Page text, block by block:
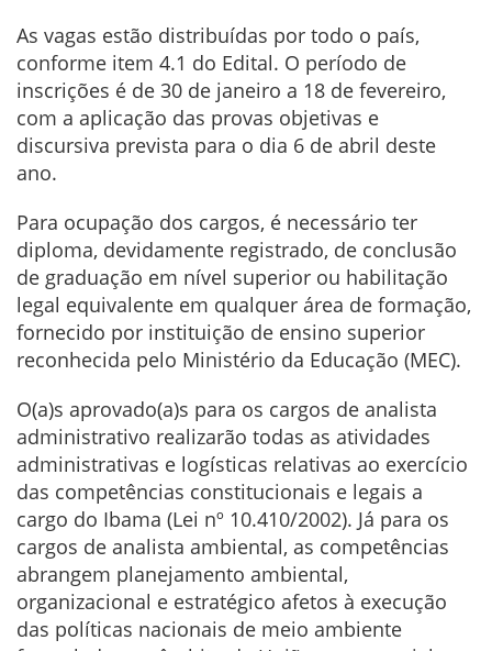
As vagas estão distribuídas por todo o país,
conforme item 4.1 do Edital. O período de
inscrições é de 30 de janeiro a 18 de fevereiro,
com a aplicação das provas objetivas e
discursiva prevista para o dia 6 de abril deste
ano.
Para ocupação dos cargos, é necessário ter
diploma, devidamente registrado, de conclusão
de graduação em nível superior ou habilitação
legal equivalente em qualquer área de formação,
fornecido por instituição de ensino superior
reconhecida pelo Ministério da Educação (MEC).
O(a)s aprovado(a)s para os cargos de analista
administrativo realizarão todas as atividades
administrativas e logísticas relativas ao exercício
das competências constitucionais e legais a
cargo do Ibama (Lei nº 10.410/2002). Já para os
cargos de analista ambiental, as competências
abrangem planejamento ambiental,
organizacional e estratégico afetos à execução
das políticas nacionais de meio ambiente